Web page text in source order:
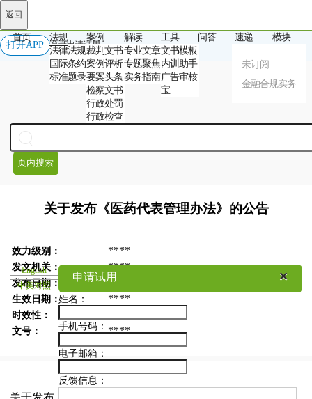
返回
打开APP 登录申请试用
首页
法规
法律法规
国际条约
标准题录
案例
裁判文书
案例评析
要案头条
检察文书
行政处罚
行政检查
解读
专业文章
专题聚焦
实务指南
工具
文书模板
内训助手
广告审核
宝
问答 速递 模块
未订阅
金融合规实务
页内搜索
关于发布《医药代表管理办法》的公告
English
中英对照
×
申请试用
姓名 ：
手机号码 ：
电子邮箱 ：
反馈信息 ：
×
效力级别： ****
发文机关： ****
发布日期： ****
生效日期： ****
时效性：
文号： ****